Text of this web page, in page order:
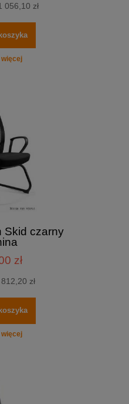
056,10 zł
Skid czarny
zł
812,20 zł